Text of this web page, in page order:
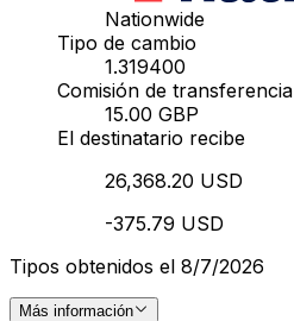
Nationwide
Tipo de cambio
1.319400
Comisión de transferencia
15.00 GBP
El destinatario recibe
26,368.20 USD
-375.79 USD
Tipos obtenidos el 8/7/2026
Más información